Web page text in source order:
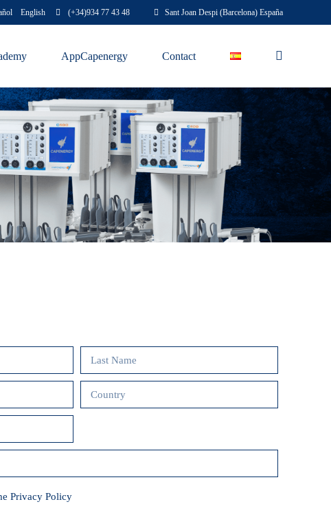
English (+34)934 77 43 48 Sant Joan Despi (Barcelona) España
C BEAUTY
C 1.0
C 2.0
C 3.0
C 4.0
AppCapenergy Contact
Privacy Policy